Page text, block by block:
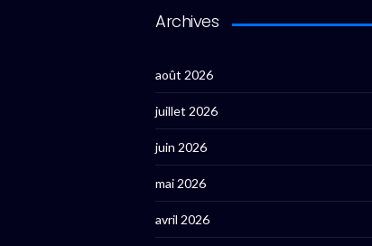
Archives
août 2026
juillet 2026
juin 2026
mai 2026
avril 2026